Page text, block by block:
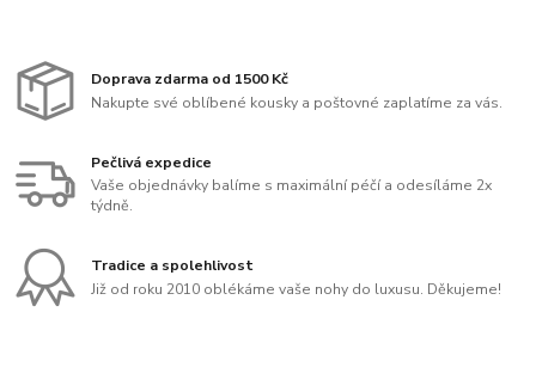
Doprava zdarma od 1500 Kč
Nakupte své oblíbené kousky a poštovné zaplatíme za vás.
Pečlivá expedice
Vaše objednávky balíme s maximální péčí a odesíláme 2x
týdně.
Tradice a spolehlivost
Již od roku 2010 oblékáme vaše nohy do luxusu. Děkujeme!